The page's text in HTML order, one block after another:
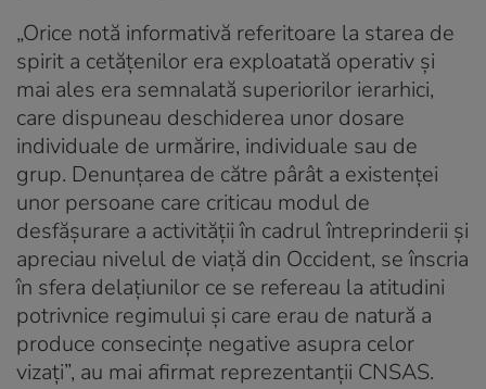
„Orice notă informativă referitoare la starea de
spirit a cetățenilor era exploatată operativ și
mai ales era semnalată superiorilor ierarhici,
care dispuneau deschiderea unor dosare
individuale de urmărire, individuale sau de
grup. Denunțarea de către pârât a existenței
unor persoane care criticau modul de
desfășurare a activității în cadrul întreprinderii și
apreciau nivelul de viață din Occident, se înscria
în sfera delaţiunilor ce se refereau la atitudini
potrivnice regimului și care erau de natură a
produce consecințe negative asupra celor
vizați”, au mai afirmat reprezentanții CNSAS.